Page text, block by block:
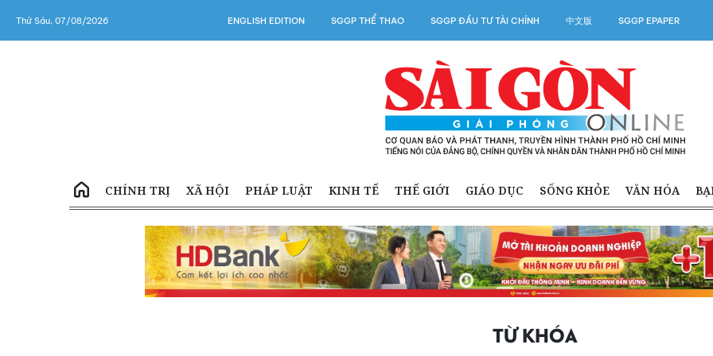
Thứ Sáu, 07/08/2026 ENGLISH EDITION SGGP THỂ THAO SGGP ĐẦU TƯ TÀI CHÍNH 中文版 SGGP EPAPER
CHÍNH TRỊ XÃ HỘI PHÁP LUẬT KINH TẾ THẾ GIỚI GIÁO DỤC SỐNG KHỎE VĂN HÓA
TỪ KHÓA